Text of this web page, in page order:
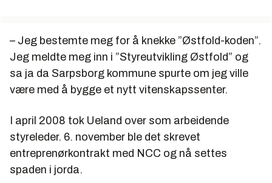
– Jeg bestemte meg for å knekke ”Østfold-koden”.
Jeg meldte meg inn i ”Styreutvikling Østfold” og
sa ja da Sarpsborg kommune spurte om jeg ville
være med å bygge et nytt vitenskapssenter.
I april 2008 tok Ueland over som arbeidende
styreleder. 6. november ble det skrevet
entreprenørkontrakt med NCC og nå settes
spaden i jorda.